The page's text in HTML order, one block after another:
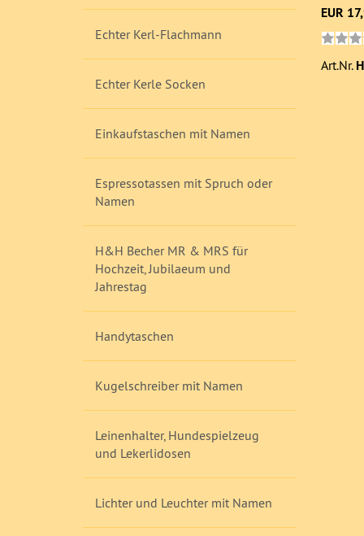
EUR
Art.Nr.
Echter Kerl-Flachmann
Echter Kerle Socken
Einkaufstaschen mit Namen
Espressotassen mit Spruch oder
Namen
H&H Becher MR & MRS für
Hochzeit, Jubilaeum und
Jahrestag
Handytaschen
Kugelschreiber mit Namen
Leinenhalter, Hundespielzeug
und Lekerlidosen
Lichter und Leuchter mit Namen